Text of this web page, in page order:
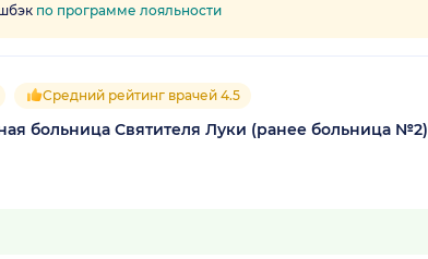
по программе лояльности
Средний рейтинг врачей 4.5
больница Святителя Луки (ранее больница №2)